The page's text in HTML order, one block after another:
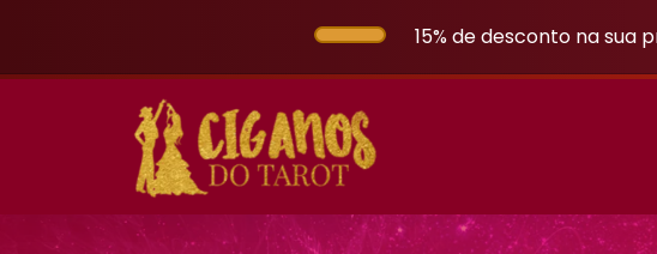
15% de desconto na sua